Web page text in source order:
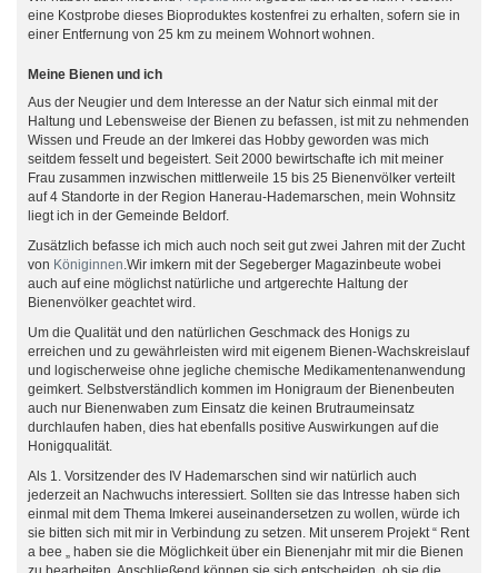
eine Kostprobe dieses Bioproduktes kostenfrei zu erhalten, sofern sie in
einer Entfernung von 25 km zu meinem Wohnort wohnen.
Meine Bienen und ich
Aus der Neugier und dem Interesse an der Natur sich einmal mit der
Haltung und Lebensweise der Bienen zu befassen, ist mit zu nehmenden
Wissen und Freude an der Imkerei das Hobby geworden was mich
seitdem fesselt und begeistert. Seit 2000 bewirtschafte ich mit meiner
Frau zusammen inzwischen mittlerweile 15 bis 25 Bienenvölker verteilt
auf 4 Standorte in der Region Hanerau-Hademarschen, mein Wohnsitz
liegt ich in der Gemeinde Beldorf.
Zusätzlich befasse ich mich auch noch seit gut zwei Jahren mit der Zucht
von Königinnen.Wir imkern mit der Segeberger Magazinbeute wobei
auch auf eine möglichst natürliche und artgerechte Haltung der
Bienenvölker geachtet wird.
Um die Qualität und den natürlichen Geschmack des Honigs zu
erreichen und zu gewährleisten wird mit eigenem Bienen-Wachskreislauf
und logischerweise ohne jegliche chemische Medikamentenanwendung
geimkert. Selbstverständlich kommen im Honigraum der Bienenbeuten
auch nur Bienenwaben zum Einsatz die keinen Brutraumeinsatz
durchlaufen haben, dies hat ebenfalls positive Auswirkungen auf die
Honigqualität.
Als 1. Vorsitzender des IV Hademarschen sind wir natürlich auch
jederzeit an Nachwuchs interessiert. Sollten sie das Intresse haben sich
einmal mit dem Thema Imkerei auseinandersetzen zu wollen, würde ich
sie bitten sich mit mir in Verbindung zu setzen. Mit unserem Projekt “ Rent
a bee „ haben sie die Möglichkeit über ein Bienenjahr mit mir die Bienen